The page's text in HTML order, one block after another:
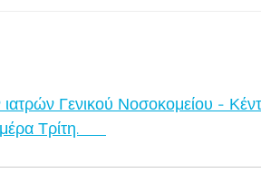
Γενικού Νοσοκομείου -
Τρίτη.